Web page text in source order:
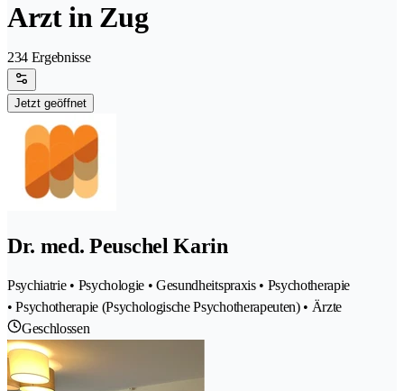
Arzt in Zug
234 Ergebnisse
Jetzt geöffnet
Dr. med. Peuschel Karin
Psychiatrie • Psychologie • Gesundheitspraxis • Psychotherapie
• Psychotherapie (Psychologische Psychotherapeuten) • Ärzte
Geschlossen